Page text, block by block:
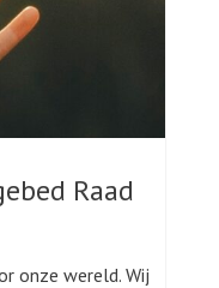
Raad
onze wereld. Wij